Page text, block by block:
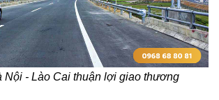
Nội - Lào Cai thuận lợi giao thương